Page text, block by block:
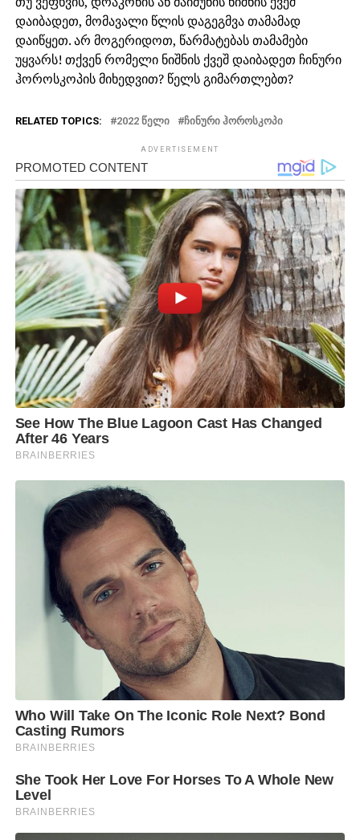
დაიბადეთ, მომავალი წლის დაგეგმვა თამამად
დაიწყეთ. არ მოგერიდოთ, წარმატებას თამამები
უყვარს! თქვენ რომელი ნიშნის ქვეშ დაიბადეთ ჩინური
ჰოროსკოპის მიხედვით? წელს გიმართლებთ?
RELATED TOPICS: 2022 ᲬᲔᲚᲘ ᲩᲘᲜᲣᲠᲘ ᲰᲝᲠᲝᲡᲙᲝᲞᲘ
ADVERTISEMENT